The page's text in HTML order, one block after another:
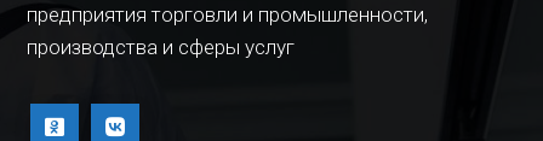
предприятия торговли и промышленности,
производства и сферы услуг